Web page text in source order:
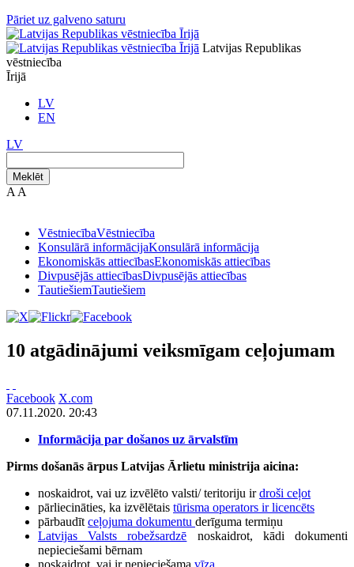
Pāriet uz galveno saturu
Latvijas Republikas
vēstniecība
Īrijā
LV
EN
LV
Meklēt
A A
VēstniecībaVēstniecība
Konsulārā informācijaKonsulārā informācija
Ekonomiskās attiecībasEkonomiskās attiecības
Divpusējās attiecībasDivpusējās attiecības
TautiešiemTautiešiem
10 atgādinājumi veiksmīgam ceļojumam
Facebook X.com
07.11.2020. 20:43
Informācija par došanos uz ārvalstīm
Pirms došanās ārpus Latvijas Ārlietu ministrija aicina:
noskaidrot, vai uz izvēlēto valsti/ teritoriju irdroši ceļot
pārliecināties, ka izvēlētais tūrisma operators ir licencēts
pārbaudīt ceļojuma dokumentu derīguma termiņu
Latvijas Valsts robežsardzē noskaidrot, kādi dokumenti
nepieciešami bērnam
noskaidrot, vai ir nepieciešama vīza